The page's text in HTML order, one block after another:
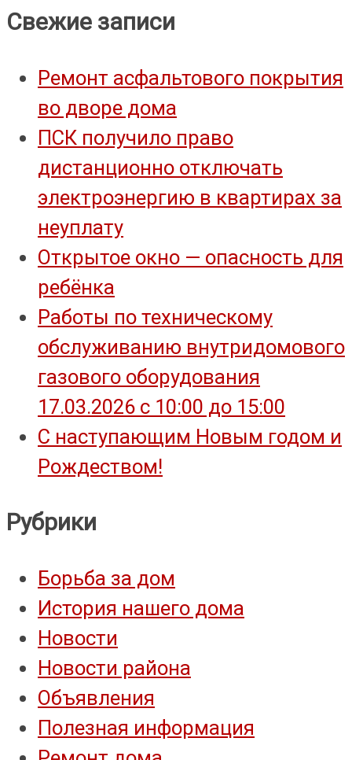
Свежие записи
Ремонт асфальтового покрытия
во дворе дома
ПСК получило право
дистанционно отключать
электроэнергию в квартирах за
неуплату
Открытое окно — опасность для
ребёнка
Работы по техническому
обслуживанию внутридомового
газового оборудования
17.03.2026 с 10:00 до 15:00
С наступающим Новым годом и
Рождеством!
Рубрики
Борьба за дом
История нашего дома
Новости
Новости района
Объявления
Полезная информация